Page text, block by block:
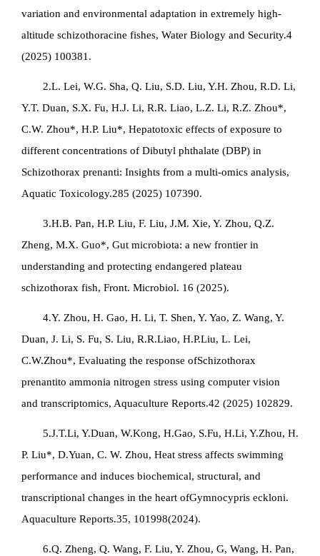
variation and environmental adaptation in extremely high-
altitude schizothoracine fishes, Water Biology and Security.4
(2025) 100381.
2.L. Lei, W.G. Sha, Q. Liu, S.D. Liu, Y.H. Zhou, R.D. Li,
Y.T. Duan, S.X. Fu, H.J. Li, R.R. Liao, L.Z. Li, R.Z. Zhou*,
C.W. Zhou*, H.P. Liu*, Hepatotoxic effects of exposure to
different concentrations of Dibutyl phthalate (DBP) in
Schizothorax prenanti: Insights from a multi-omics analysis,
Aquatic Toxicology.285 (2025) 107390.
3.H.B. Pan, H.P. Liu, F. Liu, J.M. Xie, Y. Zhou, Q.Z.
Zheng, M.X. Guo*, Gut microbiota: a new frontier in
understanding and protecting endangered plateau
schizothorax fish, Front. Microbiol. 16 (2025).
4.Y. Zhou, H. Gao, H. Li, T. Shen, Y. Yao, Z. Wang, Y.
Duan, J. Li, S. Fu, S. Liu, R.R.Liao, H.P.Liu, L. Lei,
C.W.Zhou*, Evaluating the response ofSchizothorax
prenantito ammonia nitrogen stress using computer vision
and transcriptomics, Aquaculture Reports.42 (2025) 102829.
5.J.T.Li, Y.Duan, W.Kong, H.Gao, S.Fu, H.Li, Y.Zhou, H.
P. Liu*, D.Yuan, C. W. Zhou, Heat stress affects swimming
performance and induces biochemical, structural, and
transcriptional changes in the heart ofGymnocypris eckloni.
Aquaculture Reports.35, 101998(2024).
6.Q. Zheng, Q. Wang, F. Liu, Y. Zhou, G, Wang, H. Pan,